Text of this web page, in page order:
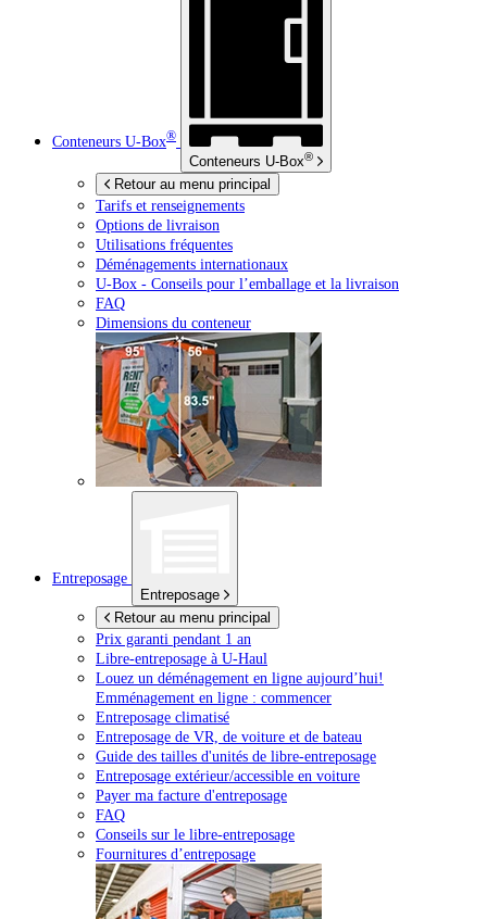
Conteneurs U-Box®
Conteneurs U-Box®
Retour au menu principal
Tarifs et renseignements
Options de livraison
Utilisations fréquentes
Déménagements internationaux
U-Box - Conseils pour l’emballage et la livraison
FAQ
Dimensions du conteneur
Entreposage
Entreposage
Retour au menu principal
Prix garanti pendant 1 an
Libre-entreposage à U-Haul
Louez un déménagement en ligne aujourd’hui!
Emménagement en ligne : commencer
Entreposage climatisé
Entreposage de VR, de voiture et de bateau
Guide des tailles d'unités de libre-entreposage
Entreposage extérieur/accessible en voiture
Payer ma facture d'entreposage
FAQ
Conseils sur le libre-entreposage
Fournitures d’entreposage